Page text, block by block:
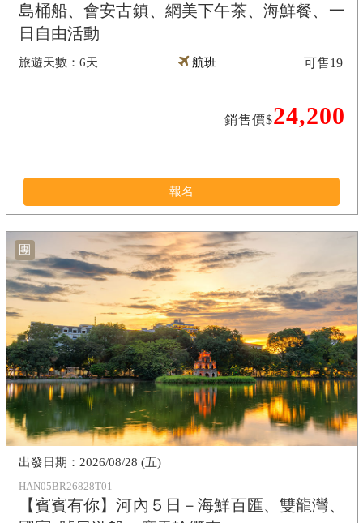
島桶船、會安古鎮、網美下午茶、海鮮餐、一
日自由活動
6天 航班
銷售價$24,200
可售19
報名
團
HAN05BR26828T01
【賓賓有你】河內５日－海鮮百匯、雙龍灣、
2026/08/28 (五)